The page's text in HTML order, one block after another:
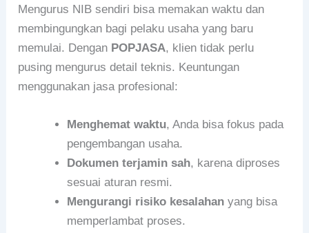
Mengurus NIB sendiri bisa memakan waktu dan
membingungkan bagi pelaku usaha yang baru
memulai. Dengan POPJASA, klien tidak perlu
pusing mengurus detail teknis. Keuntungan
menggunakan jasa profesional:
Menghemat waktu, Anda bisa fokus pada
pengembangan usaha.
Dokumen terjamin sah, karena diproses
sesuai aturan resmi.
Mengurangi risiko kesalahan yang bisa
memperlambat proses.